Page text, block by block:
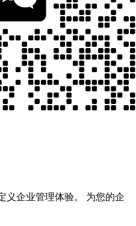
义企业管理体验。 为您的企